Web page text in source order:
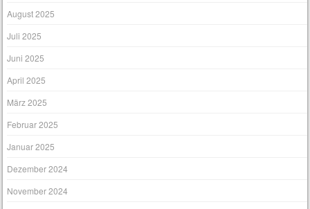
August 2025
Juli 2025
Juni 2025
April 2025
März 2025
Februar 2025
Januar 2025
Dezember 2024
November 2024